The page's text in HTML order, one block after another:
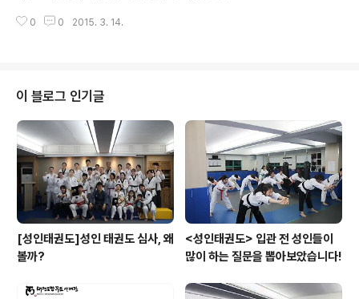
작이네요 ▲ 멋진 옆차기 격파도 하고 ▲ 강하게, 그리고
멋지게 발차기를 합니다 ▲ 김남량 성인수련생 실전기 품
적인 변화가 계속되길 바라봅니다^^ ▲ 부모님들과 단체
작 전 마음을 가다듬고 ! ▲ 연습을 실전처럼 수련 했던 우
리 친구들 ▲ 멋지게 기량을 발휘 하네요 ▲ 성인수련생'김
남량'씨 어린 친구들 사이에서 너무도 멋지게 심사보시고
오셨습니다. 성인태권도 수련생의 용기에 박수를 보냅니다
~~~
0 0 2015. 3. 14.
이 블로그 인기글
[성인태권도]성인 태권도 심사, 왜
볼까?
<성인태권도> 입관 전 성인들이
많이 하는 질문을 뽑아보았습니다!